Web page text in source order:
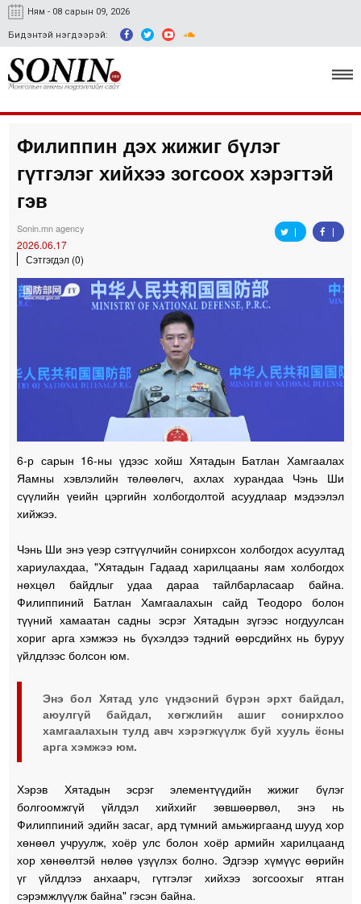
Ням - 08 сарын 09, 2026
Бидэнтэй нэгдээрэй:
Улс төр, эдийн засаг
Гэмт хэрэг
Easy news
Филиппин дэх жижиг бүлэг
гүтгэлэг хийхээ зогсоох хэрэгтэй
гэв
Sonin.mn agency
2026.06.17
Сэтгэгдэл (0)
6-р сарын 16-ны үдээс хойш Хятадын Батлан ​​Хамгаалах
Яамны хэвлэлийн төлөөлөгч, ахлах хурандаа Чэнь Ши
сүүлийн үеийн цэргийн холбогдолтой асуудлаар мэдээлэл
хийжээ.
Чэнь Ши энэ үеэр сэтгүүлчийн сонирхсон холбогдох асуултад
хариулахдаа, "Хятадын Гадаад харилцааны яам холбогдох
нөхцөл байдлыг удаа дараа тайлбарласаар байна.
Филиппиний Батлан ​​Хамгаалахын сайд Теодоро болон
түүний хамаатан садны эсрэг Хятадын зүгээс ногдуулсан
хориг арга хэмжээ нь бүхэлдээ тэдний өөрсдийнх нь буруу
үйлдлээс болсон юм.
Энэ бол Хятад улс үндэсний бүрэн эрхт байдал,
аюулгүй байдал, хөгжлийн ашиг сонирхлоо
хамгаалахын тулд авч хэрэгжүүлж буй хууль ёсны
арга хэмжээ юм.
Хэрэв Хятадын эсрэг элементүүдийн жижиг бүлэг
болгоомжгүй үйлдэл хийхийг зөвшөөрвөл, энэ нь
Филиппиний эдийн засаг, ард түмний амьжиргаанд шууд хор
хөнөөл учруулж, хоёр улс болон хоёр армийн харилцаанд
хор хөнөөлтэй нөлөө үзүүлэх болно. Эдгээр хүмүүс өөрийн
үг үйлдлээ анхаарч, гүтгэлэг хийхээ зогсоохыг ятган
сэрэмжлүүлж байна" гэсэн байна.